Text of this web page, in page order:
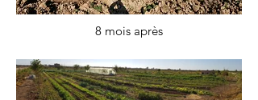
8 mois après